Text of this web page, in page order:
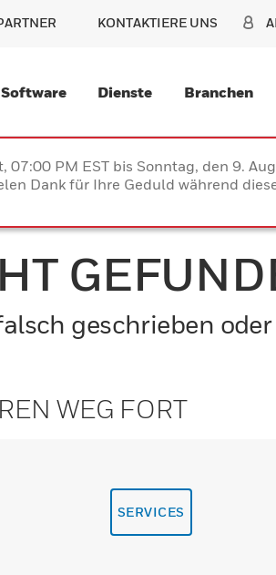
KONTAKTIERE UNS
Software Dienste Branchen
PM EST bis Sonntag, den 9.
Dank für Ihre Geduld während
geschrieben
WEG FORT
SERVICES